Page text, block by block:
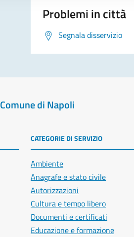
Problemi in città
Segnala disservizio
Comune di Napoli
CATEGORIE DI SERVIZIO
Ambiente
Anagrafe e stato civile
Autorizzazioni
Cultura e tempo libero
Documenti e certificati
Educazione e formazione